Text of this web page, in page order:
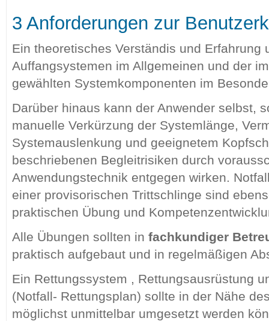
3 Anforderungen zur
Ein theoretisches Verständis und Erfahrung
Auffangsystemen im Allgemeinen und der
gewählten Systemkomponenten im
Darüber hinaus kann der Anwender selbst,
manuelle Verkürzung der Systemlänge,
Systemauslenkung und geeignetem
beschriebenen Begleitrisiken durch
Anwendungstechnik entgegen wirken.
einer provisorischen Trittschlinge sind
praktischen Übung und
Alle Übungen sollten in fachkundiger
praktisch aufgebaut und in regelmäßigen
Ein Rettungssystem , Rettungsausrüstung
(Notfall- Rettungsplan) sollte in der Nähe
möglichst unmittelbar umgesetzt werden